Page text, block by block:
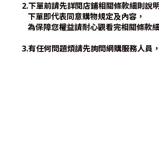
2.下單前請先詳閱店鋪相關條款細則說
下單即代表同意購物規定及內容，
為保障您權益請耐心觀看完相關條款
3.有任何問題煩請先詢問網購服務人員